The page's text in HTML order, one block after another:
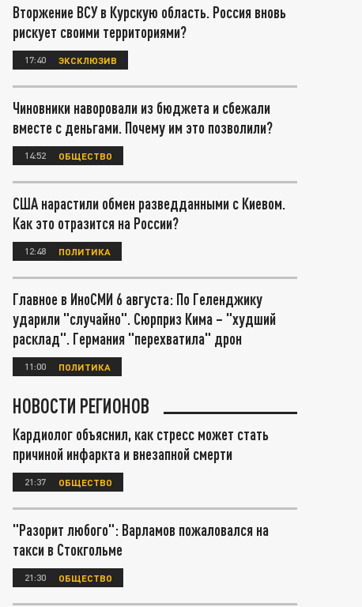
Вторжение ВСУ в Курскую область. Россия вновь
рискует своими территориями?
17:40 ЭКСКЛЮЗИВ
Чиновники наворовали из бюджета и сбежали
вместе с деньгами. Почему им это позволили?
14:52 ОБЩЕСТВО
США нарастили обмен разведданными с Киевом.
Как это отразится на России?
12:48 ПОЛИТИКА
Главное в ИноСМИ 6 августа: По Геленджику
ударили "случайно". Сюрприз Кима – "худший
расклад". Германия "перехватила" дрон
11:00 ПОЛИТИКА
НОВОСТИ РЕГИОНОВ
Кардиолог объяснил, как стресс может стать
причиной инфаркта и внезапной смерти
21:37 ОБЩЕСТВО
"Разорит любого": Варламов пожаловался на
такси в Стокгольме
21:30 ОБЩЕСТВО